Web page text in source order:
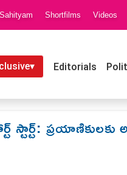
Sahityam Shortfilms Videos
Editorials
ప్రయాణికులకు